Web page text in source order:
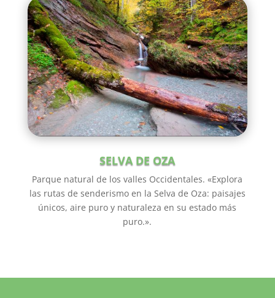
SELVA DE OZA
Parque natural de los valles Occidentales. «Explora
las rutas de senderismo en la Selva de Oza: paisajes
únicos, aire puro y naturaleza en su estado más
puro.».